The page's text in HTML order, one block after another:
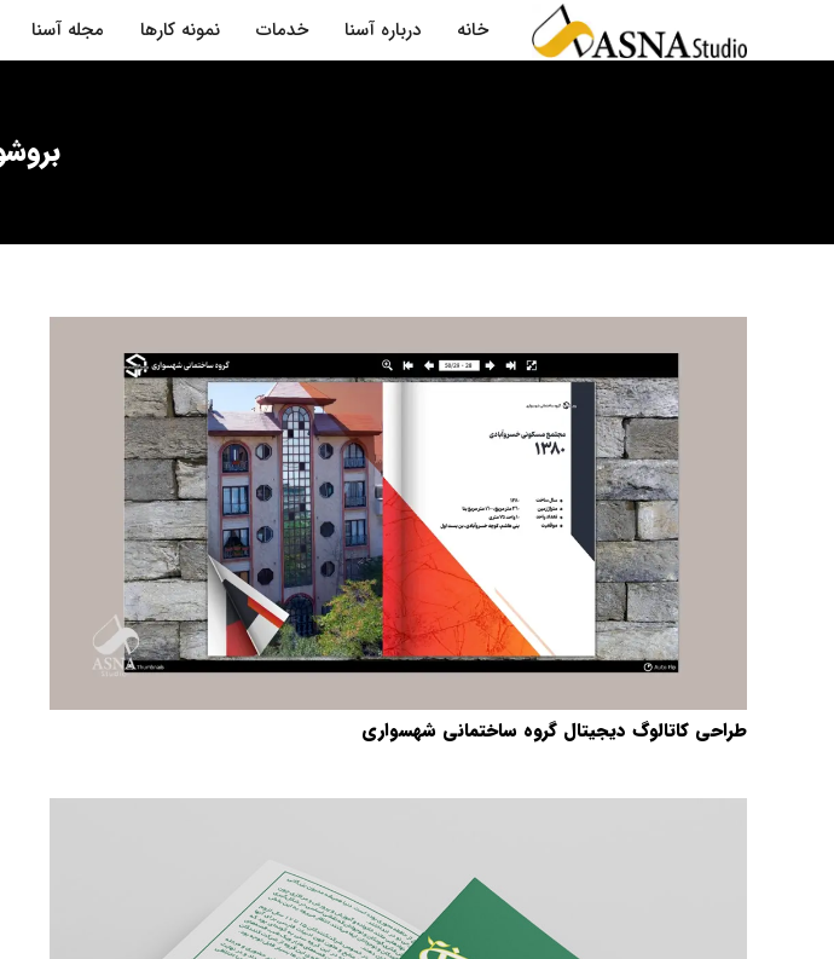
خانه درباره آسنا خدمات نمونه کارها مجله آسنا
طراحی کاتالوگ دیجیتال گروه ساختمانی شهسواری